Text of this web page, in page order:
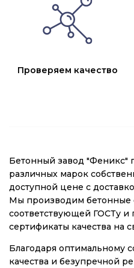
Проверяем качество
Бетонный завод "Феникс"
различных марок
доступной цене с
Мы производим бетонные
соответствующей ГОСТу и
сертификаты качества на
Благодаря оптимальному
качества и безупречной